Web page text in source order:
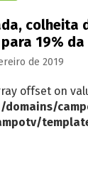
colheita
19%
de 2019
offset on
domains/